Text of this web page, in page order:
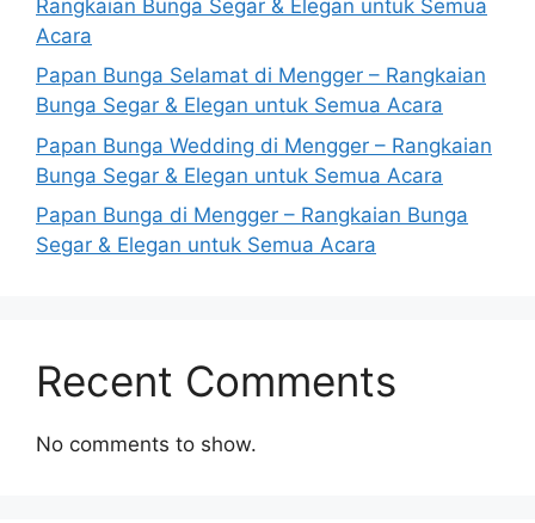
Rangkaian Bunga Segar & Elegan untuk Semua
Acara
Papan Bunga Selamat di Mengger – Rangkaian
Bunga Segar & Elegan untuk Semua Acara
Papan Bunga Wedding di Mengger – Rangkaian
Bunga Segar & Elegan untuk Semua Acara
Papan Bunga di Mengger – Rangkaian Bunga
Segar & Elegan untuk Semua Acara
Recent Comments
No comments to show.